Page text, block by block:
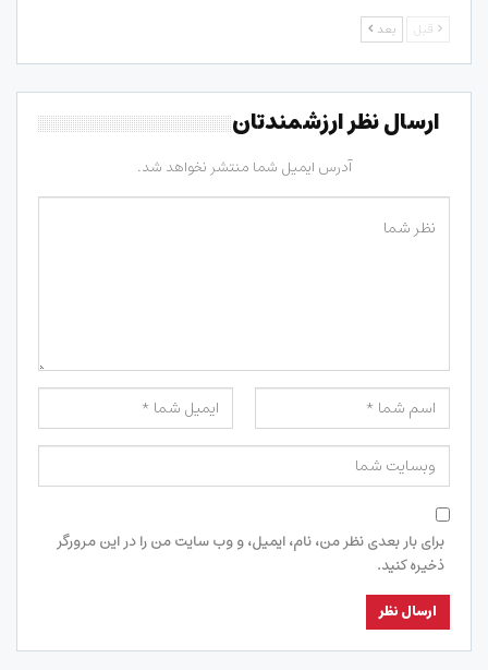
قبل بعد
ارسال نظر ارزشمندتان
آدرس ایمیل شما منتشر نخواهد شد.
برای بار بعدی نظر من، نام، ایمیل، و وب سایت من را در این مرورگر
ذخیره کنید.